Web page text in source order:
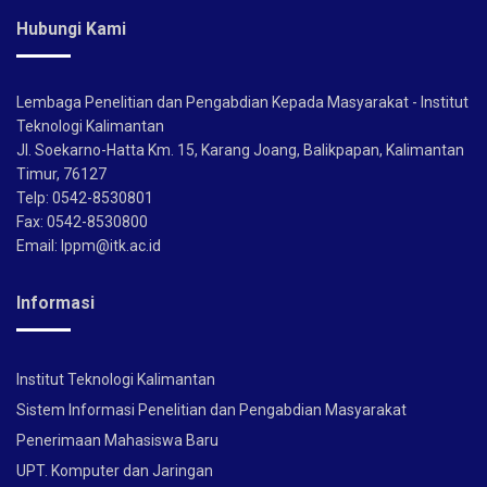
Hubungi Kami
Lembaga Penelitian dan Pengabdian Kepada Masyarakat - Institut
Teknologi Kalimantan
Jl. Soekarno-Hatta Km. 15, Karang Joang, Balikpapan, Kalimantan
Timur, 76127
Telp: 0542-8530801
Fax: 0542-8530800
Email: lppm@itk.ac.id
Informasi
Institut Teknologi Kalimantan
Sistem Informasi Penelitian dan Pengabdian Masyarakat
Penerimaan Mahasiswa Baru
UPT. Komputer dan Jaringan